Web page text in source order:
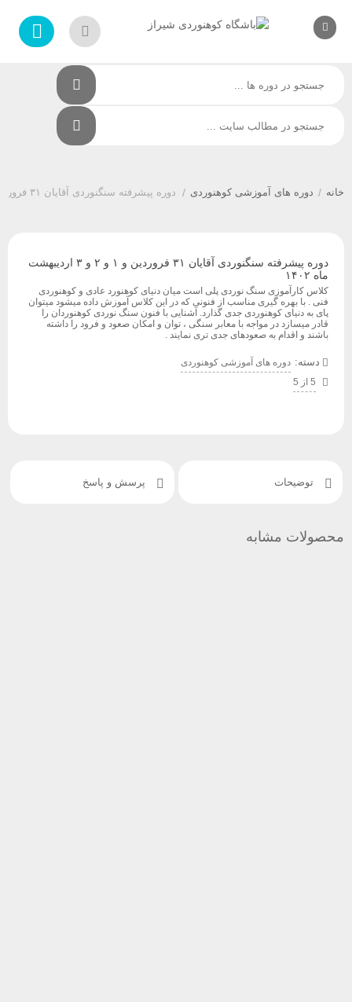
/دوره های آموزشی کوهنوردی/ دوره پیشرفته سنگنوردی آقایان ۳۱ فروردین و ۱ و ۲ و ۳ اردیبهشت ماه ۱۴۰۲
دوره پیشرفته سنگنوردی آقایان ۳۱ فروردین و ۱ و ۲ و ۳ اردیبهشت
کلاس کارآموزی سنگ نوردی پلی است میان دنیای کوهنورد عادی و کوهنوردی
فنی . با بهره گیری مناسب از فنونی که در این کلاس آموزش داده میشود میتوان
پای به دنیای کوهنوردی جدی گذارد. آشنایی با فنون سنگ نوردی کوهنوردان را
قادر میسازد در مواجه با معابر سنگی ، توان و امکان صعود و فرود را داشته
باشند و اقدام به صعودهای جدی تری نمایند .
دسته: دوره های آموزشی کوهنوردی
توضیحات پرسش و پاسخ
مشابه